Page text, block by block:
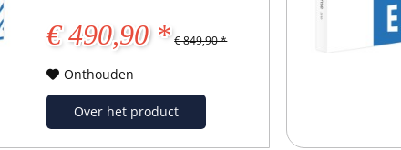
€ 490,90 * € 849,90 *
Onthouden
Over het product